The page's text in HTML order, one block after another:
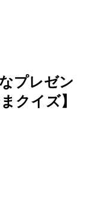
プレゼン
クイズ】